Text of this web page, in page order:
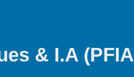
& I.A (PFIA